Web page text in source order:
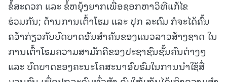
ຂໍ້ສະດວກ ແລະ ຂໍ້ຫຍຸ້ງຍາກເພື່ອຊອກຫາວິທີແກ້ໄຂ
ຮ່ວມກັນ; ດ້ານການເຕົ້າໂຮມ ແລະ ປຸກ ລະດົມ ກໍຈະໄດ້ຄົ້ນ
ຄວ້າກ່ຽວກັບບົດບາດອັນສໍາຄັນຂອງແນວລາວສ້າງຊາດ ໃນ
ການເຕົ້າໂຮມຄວາມສາມັກຄີຂອງປະຊາຊົນຊັ້ນຄົນຕ່າງໆ
ແລະ ບົດບາດຂອງຄະນະໂຄສະນາອົບຮົມໃນການນໍາໃຊ້ສື່